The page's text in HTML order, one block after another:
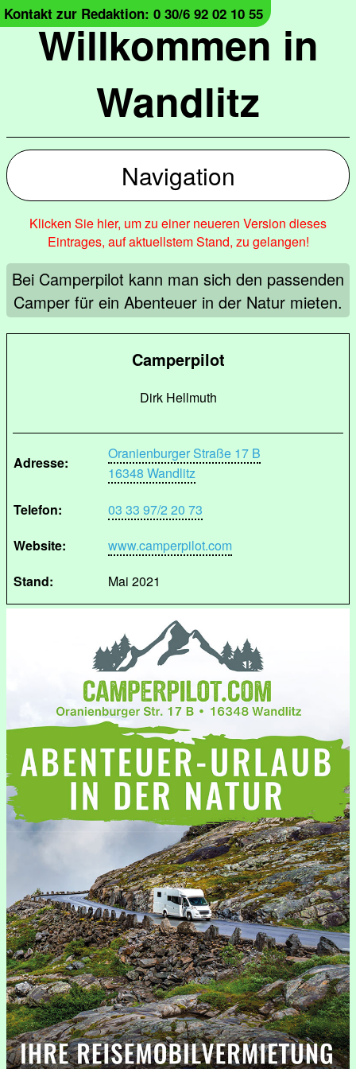
Willkommen in
Wandlitz
Kontakt zur Redaktion: 0 30/6 92 02 10 55
Navigation
Klicken Sie hier, um zu einer neueren Version dieses
Eintrages, auf aktuellstem Stand, zu gelangen!
Bei Camperpilot kann man sich den passenden
Camper für ein Abenteuer in der Natur mieten.
Camperpilot
Dirk Hellmuth
Adresse:
Oranienburger Straße 17 B
16348 Wandlitz
Telefon:
03 33 97/2 20 73
Website:
www.camperpilot.com
Stand:
Mai 2021